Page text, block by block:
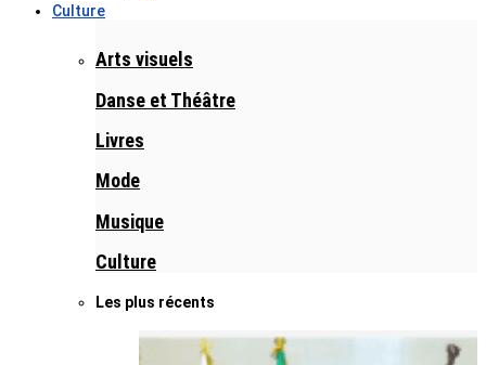
Culture
Arts visuels
Danse et Théâtre
Livres
Mode
Musique
Culture
Les plus récents